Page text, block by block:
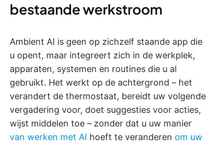
bestaande werkstroom
Ambient AI is geen op zichzelf staande app die
u opent, maar integreert zich in de werkplek,
apparaten, systemen en routines die u al
gebruikt. Het werkt op de achtergrond – het
verandert de thermostaat, bereidt uw volgende
vergadering voor, doet suggesties voor acties,
wijst middelen toe – zonder dat u uw manier
van werken met AI hoeft te veranderen om uw